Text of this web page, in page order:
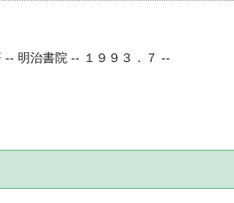
-- 明治書院 -- １９９３．７ --